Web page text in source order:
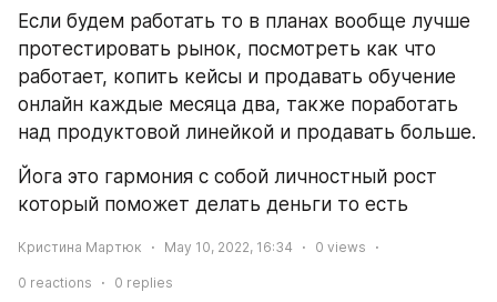
Если будем работать то в планах вообще лучше
протестировать рынок, посмотреть как что
работает, копить кейсы и продавать обучение
онлайн каждые месяца два, также поработать
над продуктовой линейкой и продавать больше.
Йога это гармония с собой личностный рост
который поможет делать деньги то есть
Кристина Мартюк May 10, 2022, 16:34 0 views
0 reactions 0 replies